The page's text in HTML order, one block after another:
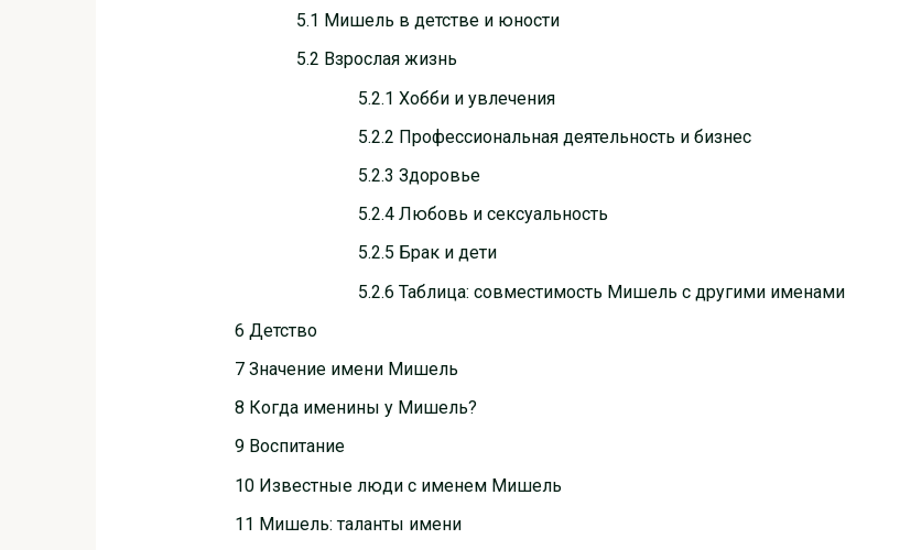
5.1 Мишель в детстве и юности
5.2 Взрослая жизнь
5.2.1 Хобби и увлечения
5.2.2 Профессиональная деятельность и бизнес
5.2.3 Здоровье
5.2.4 Любовь и сексуальность
5.2.5 Брак и дети
5.2.6 Таблица: совместимость Мишель с другими именами
6 Детство
7 Значение имени Мишель
8 Когда именины у Мишель?
9 Воспитание
10 Известные люди с именем Мишель
11 Мишель: таланты имени